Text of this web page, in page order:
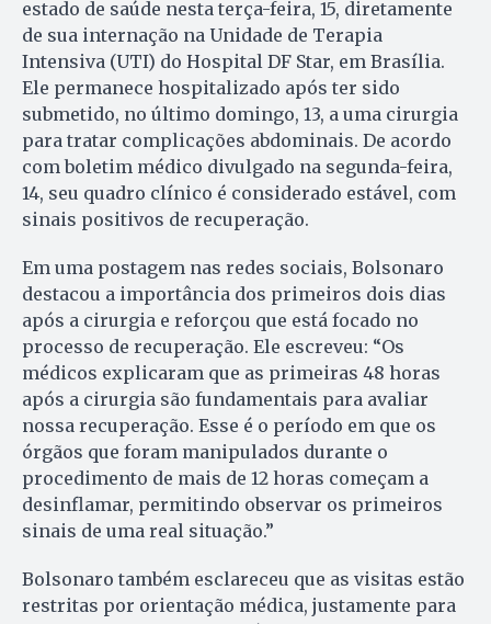
estado de saúde nesta terça-feira, 15, diretamente
de sua internação na Unidade de Terapia
Intensiva (UTI) do Hospital DF Star, em Brasília.
Ele permanece hospitalizado após ter sido
submetido, no último domingo, 13, a uma cirurgia
para tratar complicações abdominais. De acordo
com boletim médico divulgado na segunda-feira,
14, seu quadro clínico é considerado estável, com
sinais positivos de recuperação.
Em uma postagem nas redes sociais, Bolsonaro
destacou a importância dos primeiros dois dias
após a cirurgia e reforçou que está focado no
processo de recuperação. Ele escreveu: “Os
médicos explicaram que as primeiras 48 horas
após a cirurgia são fundamentais para avaliar
nossa recuperação. Esse é o período em que os
órgãos que foram manipulados durante o
procedimento de mais de 12 horas começam a
desinflamar, permitindo observar os primeiros
sinais de uma real situação.”
Bolsonaro também esclareceu que as visitas estão
restritas por orientação médica, justamente para